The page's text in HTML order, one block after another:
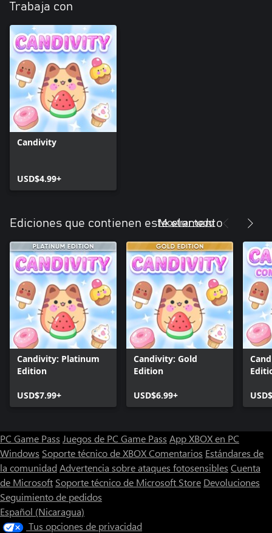
Trabaja con
Candivity
USD$4.99+
Ediciones que contienen este elemento
Mostrar todo
Candivity: Platinum
Edition
USD$7.99+
Candivity: Gold
Edition
USD$6.99+
PC Game Pass Juegos de PC Game Pass App XBOX en PC
Windows Soporte técnico de XBOXComentarios Estándares de
la comunidad Advertencia sobre ataques fotosensibles Cuenta
de Microsoft Soporte técnico de Microsoft Store Devoluciones
Seguimiento de pedidos
Español (Nicaragua)
Tus opciones de privacidad